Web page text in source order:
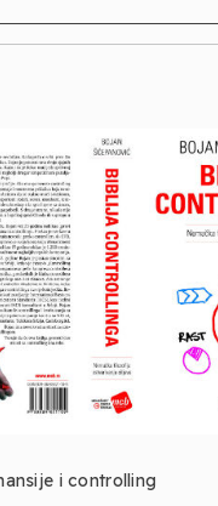
i controlling